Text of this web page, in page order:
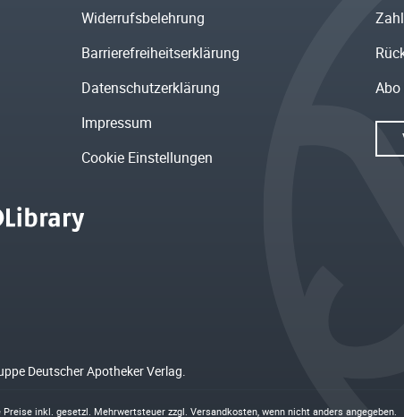
Widerrufsbelehrung
Barrierefreiheitserklärung
Datenschutzerklärung
Impressum
Cookie Einstellungen
Deutscher Apotheker Verlag.
Preise inkl. gesetzl. Mehrwertsteuer zzgl. Versandkosten, wenn nicht anders angegeben.